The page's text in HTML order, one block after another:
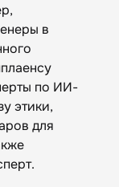
в
по ИИ-
этики,
для